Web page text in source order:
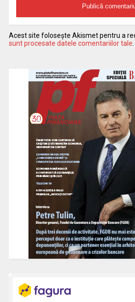
Acest site folosește Akismet pentru a
sunt procesate datele comentariilor tale